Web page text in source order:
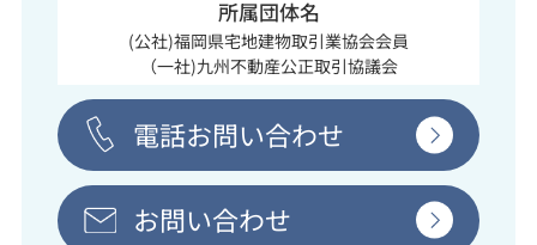
所属団体名
(公社)福岡県宅地建物取引業協会会員
（一社)九州不動産公正取引協議会
電話お問い合わせ
お問い合わせ